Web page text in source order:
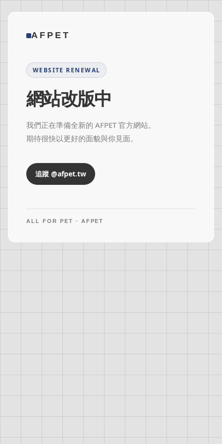
AFPET
WEBSITE RENEWAL
網站改版中
我們正在準備全新的 AFPET 官方網站。
期待很快以更好的面貌與你見面。
追蹤 @afpet.tw
ALL FOR PET · AFPET